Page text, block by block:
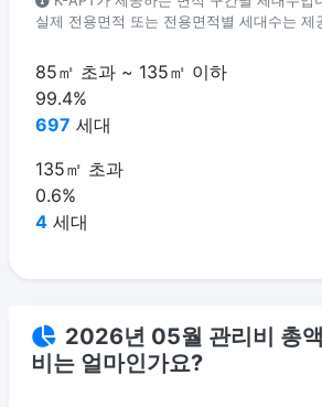
실제 전용면적 또는 전용면적별 세대수는 제
85㎡ 초과 ~ 135㎡ 이하
99.4%
697 세대
135㎡ 초과
0.6%
4 세대
2026년 05월 관리비 총
비는 얼마인가요?